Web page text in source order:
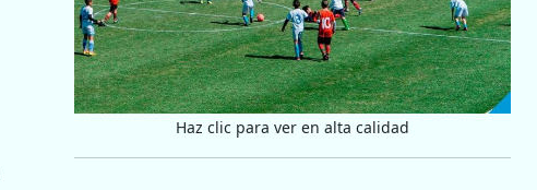
Haz clic para ver en alta calidad